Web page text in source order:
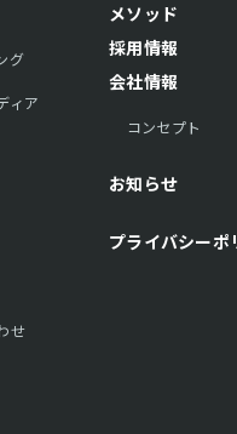
グ
ィア
メソッド
採用情報
会社情報
コンセプト
お知らせ
せ
プライバシーポ